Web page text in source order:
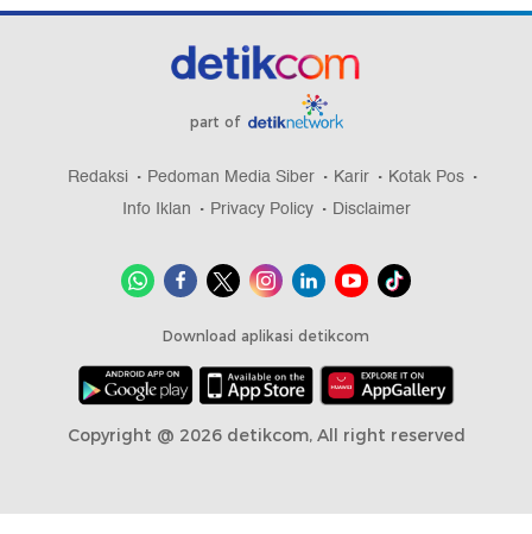
part of
Redaksi Pedoman Media Siber Karir
Kotak Pos
Info Iklan
Privacy Policy Disclaimer
Download aplikasi detikcom
Copyright @ 2026 detikcom, All right reserved